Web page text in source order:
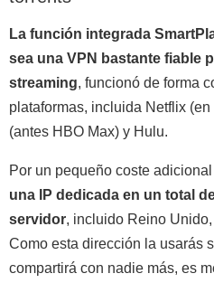
La función integrada
sea una VPN bastante fiable
streaming, funcionó de forma
plataformas, incluida Netflix
(antes HBO Max) y Hulu.
Por un pequeño coste
una IP dedicada en un total
servidor, incluido Reino
Como esta dirección la usarás
compartirá con nadie más, es